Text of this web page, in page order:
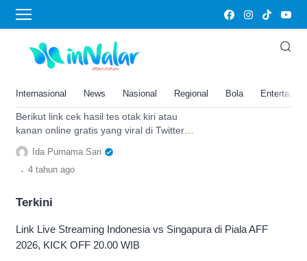
Internasional News Nasional Regional Bola
viral di Twitter
Link Cek Hasil Tes Otak Kiri atau
Kanan Online Gratis yang Viral
Cara Tesnya
Berikut link cek hasil tes otak kiri atau
kanan online gratis yang viral di Twitter.
Dilengkapi dengan cara tesnya. Baca
selengkapnya.
Ida Purnama Sari
. 4 tahun ago
Terkini
Link Live Streaming Indonesia vs Singapura di Piala AFF
2026, KICK OFF 20.00 WIB